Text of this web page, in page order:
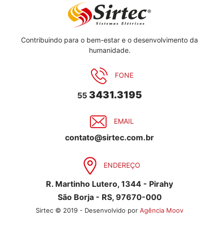
Contribuindo para o bem-estar e o desenvolvimento da
humanidade.
FONE
55 3431.3195
EMAIL
contato@sirtec.com.br
ENDEREÇO
R. Martinho Lutero, 1344 - Pirahy
São Borja - RS, 97670-000
Sirtec © 2019 - Desenvolvido por Agência Moov